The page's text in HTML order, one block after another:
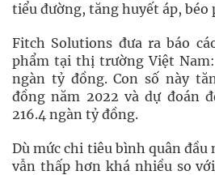
tiểu đường, tăng huyết áp, béo
Fitch Solutions đưa ra báo
phẩm tại thị trường Việt Nam:
ngàn tỷ đồng. Con số này
đồng năm 2022 và dự đoán
216.4 ngàn tỷ đồng.
Dù mức chi tiêu bình quân đầu
vẫn thấp hơn khá nhiều so